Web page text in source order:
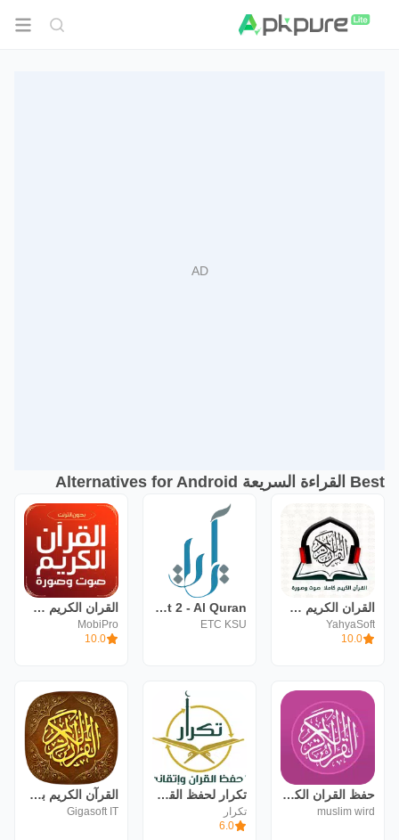
Best القراءة السريعة Alternatives for Android
القران الكريم صوت وصورة معيقلي
YahyaSoft
10.0
Ayat 2 - Al Quran
ETC KSU
القران الكريم صوت وصورة
MobiPro
10.0
حفظ القران الكريم تكرار دون نت
muslim wird
تكرار لحفظ القرآن وإتقانه
تكرار
6.0
القرآن الكريم بدون اعلانات
Gigasoft IT